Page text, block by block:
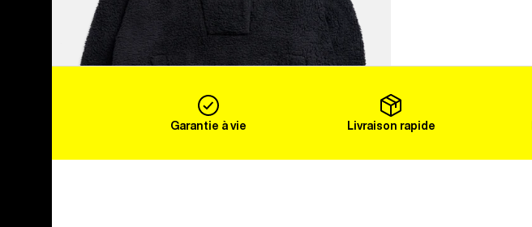
Voir plus
Garantie à vie Livraison rapide